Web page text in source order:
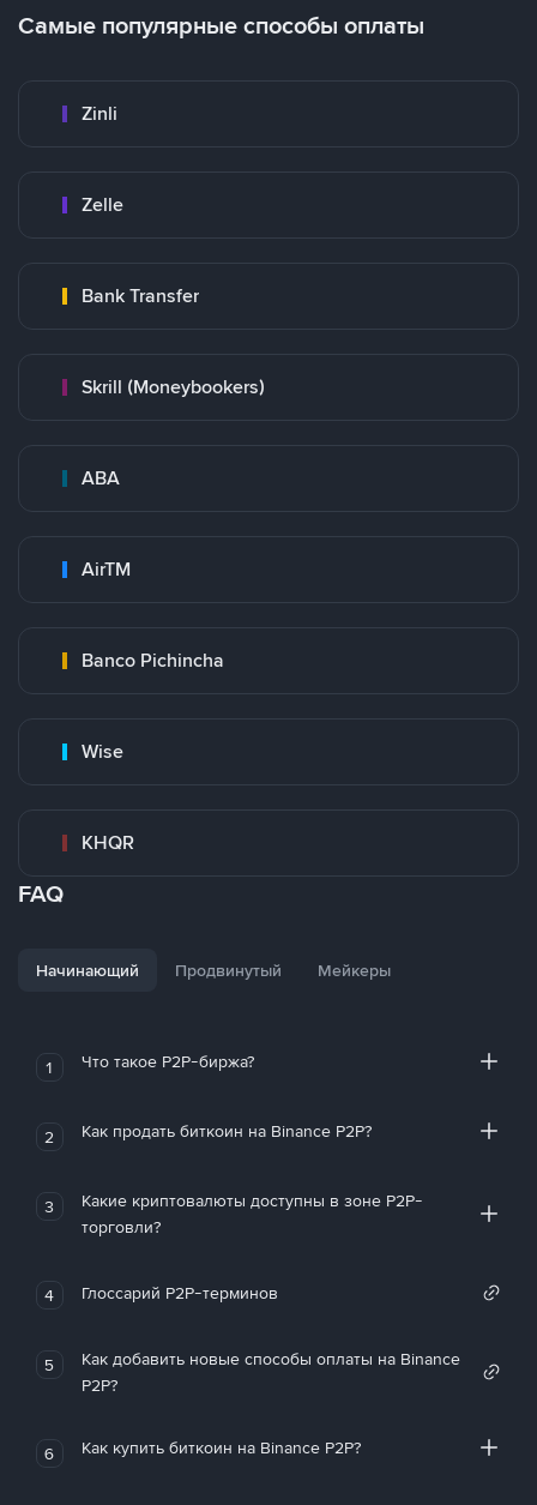
Самые популярные способы оплаты
Zinli
Zelle
Bank Transfer
Skrill (Moneybookers)
ABA
AirTM
Banco Pichincha
Wise
KHQR
FAQ
Начинающий Продвинутый Мейкеры
1 Что такое P2P-биржа?
2 Как продать биткоин на Binance P2P?
3
Какие криптовалюты доступны в зоне P2P-
торговли?
4 Глоссарий P2P-терминов
5
Как добавить новые способы оплаты на Binance
P2P?
6 Как купить биткоин на Binance P2P?